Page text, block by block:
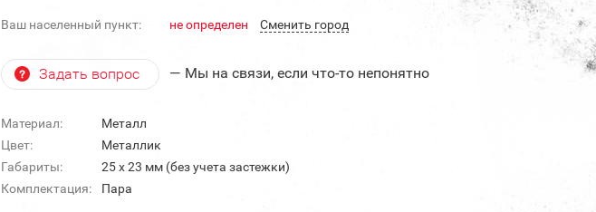
Ваш населенный пункт: не определен Cменить город
Задать вопрос — Мы на связи, если что-то непонятно
Материал:
Металл
Цвет:
Металлик
Габариты:
25 х 23 мм (без учета застежки)
Комплектация:
Пара